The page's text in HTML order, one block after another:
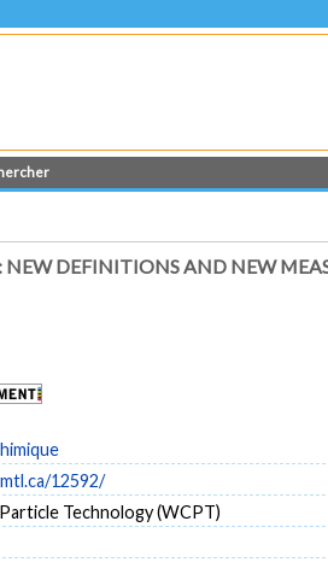
DEFINITIONS AND NEW
12592/
Technology (WCPT)